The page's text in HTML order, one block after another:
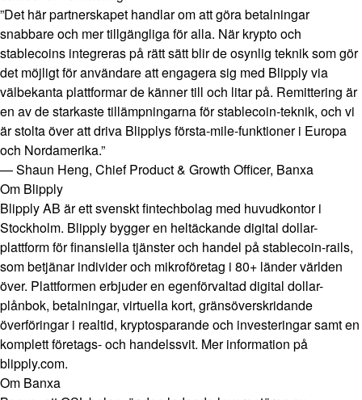
”Det här partnerskapet handlar om att göra betalningar
snabbare och mer tillgängliga för alla. När krypto och
stablecoins integreras på rätt sätt blir de osynlig teknik som gör
det möjligt för användare att engagera sig med Blipply via
välbekanta plattformar de känner till och litar på. Remittering är
en av de starkaste tillämpningarna för stablecoin-teknik, och vi
är stolta över att driva Blipplys första-mile-funktioner i Europa
och Nordamerika.”
— Shaun Heng, Chief Product & Growth Officer, Banxa
Om Blipply
Blipply AB är ett svenskt fintechbolag med huvudkontor i
Stockholm. Blipply bygger en heltäckande digital dollar-
plattform för finansiella tjänster och handel på stablecoin-rails,
som betjänar individer och mikroföretag i 80+ länder världen
över. Plattformen erbjuder en egenförvaltad digital dollar-
plånbok, betalningar, virtuella kort, gränsöverskridande
överföringar i realtid, kryptosparande och investeringar samt en
komplett företags- och handelssvit. Mer information på
blipply.com.
Om Banxa